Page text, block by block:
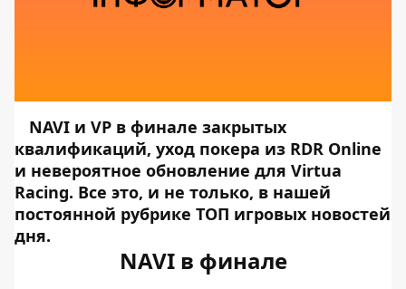
NAVI и VP в финале закрытых
квалификаций, уход покера из RDR Online
и невероятное обновление для Virtua
Racing. Все это, и не только, в нашей
постоянной рубрике ТОП игровых новостей
дня.
NAVI в финале